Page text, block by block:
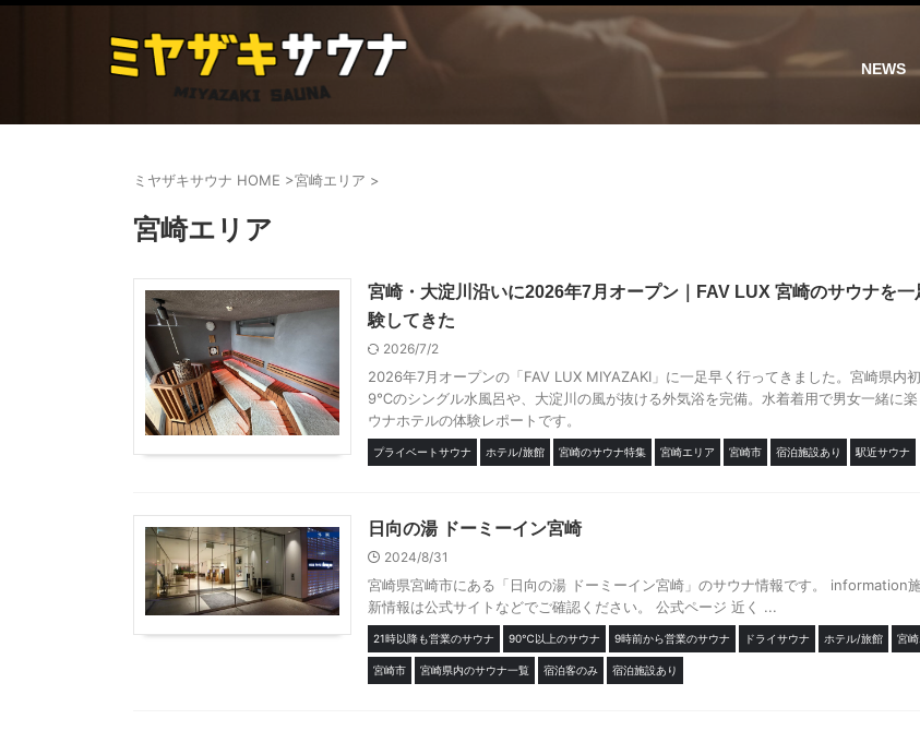
NEWS
ミヤザキサウナ HOME >宮崎エリア >
宮崎エリア
宮崎・大淀川沿いに2026年7月オープン｜FAV LUX 宮崎のサウナを一
験してきた
2026/7/2
2026年7月オープンの「FAV LUX MIYAZAKI」に一足早く行ってきました。宮崎県内
9℃のシングル水風呂や、大淀川の風が抜ける外気浴を完備。水着着用で男女一緒に楽
ウナホテルの体験レポートです。
プライベートサウナ ホテル/旅館 宮崎のサウナ特集 宮崎エリア 宮崎市 宿泊施設あり 駅近サウナ
日向の湯 ドーミーイン宮崎
2024/8/31
宮崎県宮崎市にある「日向の湯 ドーミーイン宮崎」のサウナ情報です。 information
新情報は公式サイトなどでご確認ください。 公式ページ 近く ...
21時以降も営業のサウナ 90℃以上のサウナ 9時前から営業のサウナ ドライサウナ ホテル/旅館 宮
宮崎市 宮崎県内のサウナ一覧 宿泊客のみ 宿泊施設あり